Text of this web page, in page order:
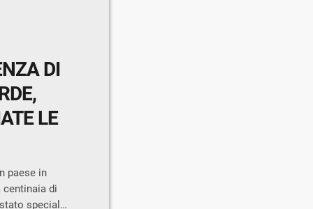
DI
LE
paese in
centinaia di
speciale